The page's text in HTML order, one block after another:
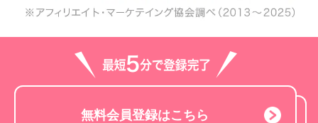
無料会員登録はこちら